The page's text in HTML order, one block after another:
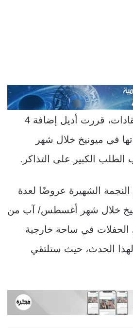
على الرغم من الانتقادات، قررت أديل إضافة 4
في ميونيخ خلال شهر
الكبير على التذاكر.
الشهيرة عروضًا لعدة
خلال شهر أغسطس/ آب من
الحفلات في ساحة خارجية
الحدث، حيث ستلتقي